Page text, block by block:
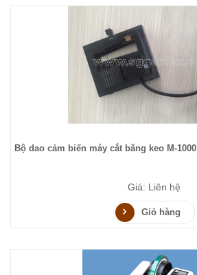
Bộ dao cảm biến máy cắt băng keo M-1000
Giá: Liên hệ
Giỏ hàng